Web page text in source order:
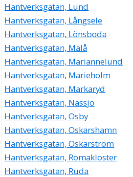
Hantverksgatan, Lund
Hantverksgatan, Långsele
Hantverksgatan, Lönsboda
Hantverksgatan, Malå
Hantverksgatan, Mariannelund
Hantverksgatan, Marieholm
Hantverksgatan, Markaryd
Hantverksgatan, Nässjö
Hantverksgatan, Osby
Hantverksgatan, Oskarshamn
Hantverksgatan, Oskarström
Hantverksgatan, Romakloster
Hantverksgatan, Ruda